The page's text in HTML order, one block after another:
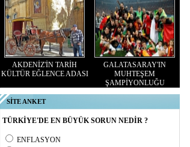
AKDENİZ'İN TARİH
KÜLTÜR EĞLENCE ADASI
GALATASARAY'IN
MUHTEŞEM
ŞAMPİYONLUĞU
SİTE ANKET
TÜRKİYE'DE EN BÜYÜK SORUN NEDİR ?
ENFLASYON